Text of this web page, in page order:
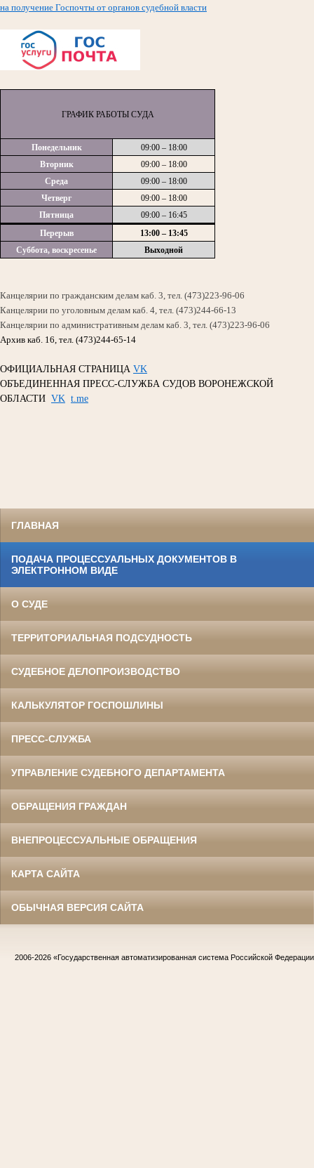
на получение Госпочты от органов судебной власти
ГРАФИК РАБОТЫ СУДА
Понедельник
09:00 – 18:00
Вторник
09:00 – 18:00
Среда
09:00 – 18:00
Четверг
09:00 – 18:00
Пятница
09:00 – 16:45
Перерыв
13:00 – 13:45
Суббота, воскресенье
Выходной
Канцелярии по гражданским делам каб. 3, тел. (473)223-96-06
Канцелярии по уголовным делам каб. 4, тел. (473)244-66-13
Канцелярии по административным делам каб. 3, тел. (473)223-96-06
Архив каб. 16, тел. (473)244-65-14
ОФИЦИАЛЬНАЯ СТРАНИЦА VK
ОБЪЕДИНЕННАЯ ПРЕСС-СЛУЖБА СУДОВ ВОРОНЕЖСКОЙ
ОБЛАСТИ VK t.me
ГЛАВНАЯ
ПОДАЧА ПРОЦЕССУАЛЬНЫХ ДОКУМЕНТОВ В
ЭЛЕКТРОННОМ ВИДЕ
О СУДЕ
ТЕРРИТОРИАЛЬНАЯ ПОДСУДНОСТЬ
СУДЕБНОЕ ДЕЛОПРОИЗВОДСТВО
КАЛЬКУЛЯТОР ГОСПОШЛИНЫ
ПРЕСС-СЛУЖБА
УПРАВЛЕНИЕ СУДЕБНОГО ДЕПАРТАМЕНТА
ОБРАЩЕНИЯ ГРАЖДАН
ВНЕПРОЦЕССУАЛЬНЫЕ ОБРАЩЕНИЯ
КАРТА САЙТА
ОБЫЧНАЯ ВЕРСИЯ САЙТА
2006-2026 «Государственная автоматизированная система Российской